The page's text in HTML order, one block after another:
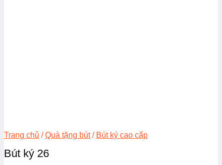
Trang chủ / Quà tặng bút / Bút ký cao cấp
Bút ký 26